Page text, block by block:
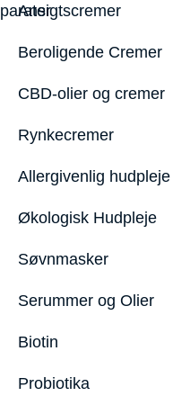
Ansigtscremer
Beroligende Cremer
CBD-olier og cremer
Rynkecremer
Allergivenlig hudpleje
Økologisk Hudpleje
Søvnmasker
Serummer og Olier
Biotin
Probiotika